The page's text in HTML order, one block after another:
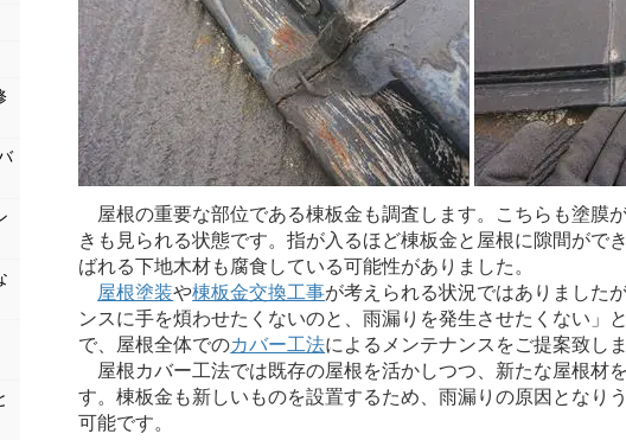
屋根の重要な部位である棟板金も調査します。こちらも塗膜
きも見られる状態です。指が入るほど棟板金と屋根に隙間がで
ばれる下地木材も腐食している可能性がありました。
屋根塗装や棟板金交換工事が考えられる状況ではありました
ンスに手を煩わせたくないのと、雨漏りを発生させたくない」
で、屋根全体でのカバー工法によるメンテナンスをご提案致しま
屋根カバー工法では既存の屋根を活かしつつ、新たな屋根材
す。棟板金も新しいものを設置するため、雨漏りの原因となり
可能です。